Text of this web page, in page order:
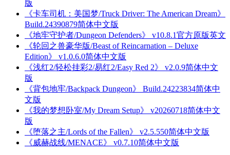
版
《卡车司机：美国梦/Truck Driver: The American Dream》
Build.24390879简体中文版
《地牢守护者/Dungeon Defenders》 v10.8.1官方原版英文
《轮回之兽豪华版/Beast of Reincarnation – Deluxe
Edition》 v1.0.6.0简体中文版
《浅红2/轻松挂彩2/易红2/Easy Red 2》 v2.0.9简体中文
版
《背包地牢/Backpack Dungeon》 Build.24223834简体中
文版
《我的梦想卧室/My Dream Setup》 v20260718简体中文
版
《堕落之主/Lords of the Fallen》 v2.5.550简体中文版
《威赫战线/MENACE》 v0.7.10简体中文版